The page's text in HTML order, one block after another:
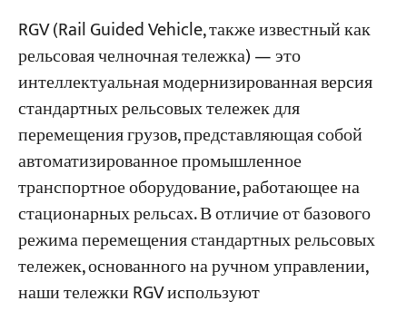
Проекты
RGV (Rail Guided Vehicle, также известный как
рельсовая челночная тележка) — это
интеллектуальная модернизированная версия
стандартных рельсовых тележек для
перемещения грузов, представляющая собой
автоматизированное промышленное
транспортное оборудование, работающее на
стационарных рельсах. В отличие от базового
режима перемещения стандартных рельсовых
тележек, основанного на ручном управлении,
наши тележки RGV используют